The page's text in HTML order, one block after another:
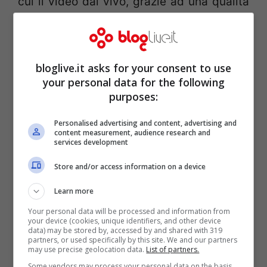
Naturalmente, il social non intende
utilizzare questa tecnologia in nessuno dei
suoi prodotti commerciali, ma non c’è
bloglive.it asks for your consent to use
your personal data for the following
purposes:
Personalised advertising and content, advertising and
content measurement, audience research and
services development
Store and/or access information on a device
Learn more
Your personal data will be processed and information from
your device (cookies, unique identifiers, and other device
data) may be stored by, accessed by and shared with 319
partners, or used specifically by this site. We and our partners
may use precise geolocation data. List of partners.